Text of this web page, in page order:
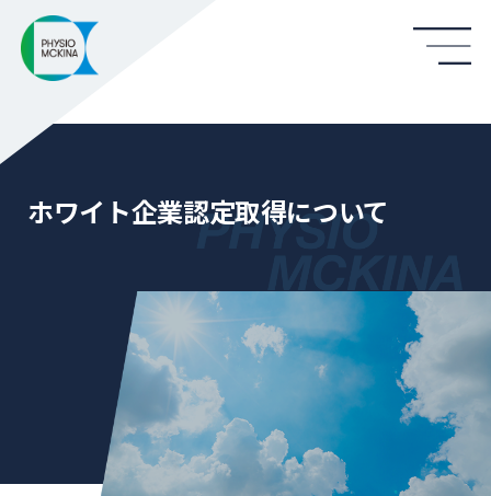
ホワイト企業認定取得について